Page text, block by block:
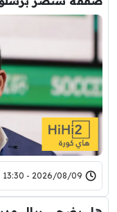
2026/08/09 - 13:30